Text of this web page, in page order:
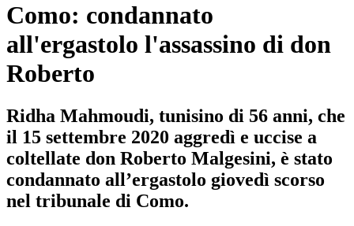
Como: condannato
all'ergastolo l'assassino di don
Roberto
Ridha Mahmoudi, tunisino di 56 anni, che
il 15 settembre 2020 aggredì e uccise a
coltellate don Roberto Malgesini, è stato
condannato all’ergastolo giovedì scorso
nel tribunale di Como.